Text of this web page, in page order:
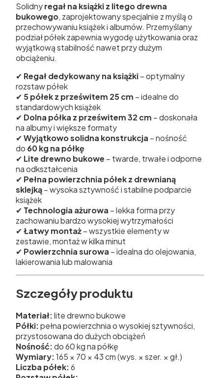
Solidnyregał na książki z litego drewna
bukowego, zaprojektowany specjalnie z myślą o
przechowywaniu książek i albumów. Przemyślany
podział półek zapewnia wygodę użytkowania oraz
wyjątkową stabilność nawet przy dużym
obciążeniu.
✔ Regał dedykowany na książki– optymalny
rozstaw półek
✔ 5 półek z prześwitem 25 cm – idealne do
standardowych książek
✔ Dolna półka z prześwitem 32 cm – doskonała
na albumy i większe formaty
✔Wyjątkowo solidna konstrukcja – nośność
do 60 kg na półkę
✔ Lite drewno bukowe – twarde, trwałe i odporne
na odkształcenia
✔ Pełna powierzchnia półek z drewnianą
sklejką– wysoka sztywność i stabilne podparcie
książek
✔ Technologia ażurowa – lekka forma przy
zachowaniu bardzo wysokiej wytrzymałości
✔Łatwy montaż– wszystkie elementy w
zestawie, montaż w kilka minut
✔ Powierzchnia surowa – idealna do olejowania,
lakierowania lub malowania
Szczegóły produktu
Materiał:lite drewno bukowe
Półki:pełna powierzchnia o wysokiej sztywności,
przystosowana do dużych obciążeń
Nośność:do 60 kg na półkę
Wymiary:165 × 70 × 43 cm (wys. × szer. × gł.)
Liczba półek:6